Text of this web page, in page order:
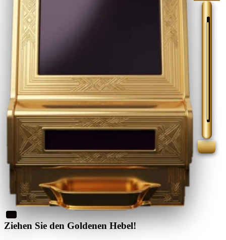
Ziehen Sie den Goldenen Hebel!